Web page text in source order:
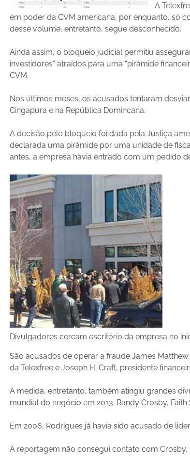
A
em poder da CVM americana, por enquanto, só
desse volume, entretanto, segue desconhecido.
Ainda assim, o bloqueio judicial permitiu
investidores” atraídos para uma “pirâmide
CVM.
Nos últimos meses, os acusados tentaram
Cingapura e na República Domincana.
A decisão pelo bloqueio foi dada pela Justiça
declarada uma pirâmide por uma unidade de
antes, a empresa havia entrado com um pedido
Divulgadores cercam escritório da empresa no
São acusados de operar a fraude James
da Telexfree e Joseph H. Craft, presidente
A medida, entretanto, também atingiu grandes
mundial do negócio em 2013; Randy Crosby, Faith
Em 2006, Rodrigues já havia sido acusado de
A reportagem não consegui contato com Crosby,